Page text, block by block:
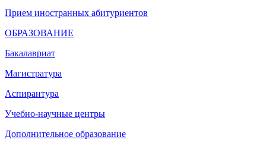
Прием иностранных абитуриентов
ОБРАЗОВАНИЕ
Бакалавриат
Магистратура
Аспирантура
Учебно-научные центры
Дополнительное образование